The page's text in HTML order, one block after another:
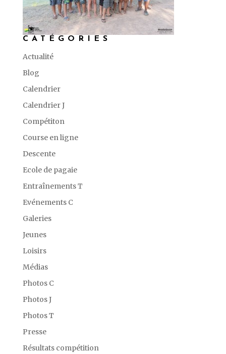
CATÉGORIES
Actualité
Blog
Calendrier
Calendrier J
Compétiton
Course en ligne
Descente
Ecole de pagaie
Entraînements T
Evénements C
Galeries
Jeunes
Loisirs
Médias
Photos C
Photos J
Photos T
Presse
Résultats compétition